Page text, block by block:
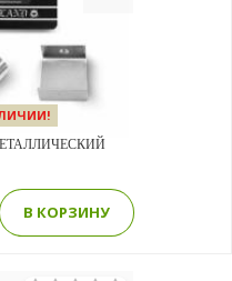
В КОРЗИНУ